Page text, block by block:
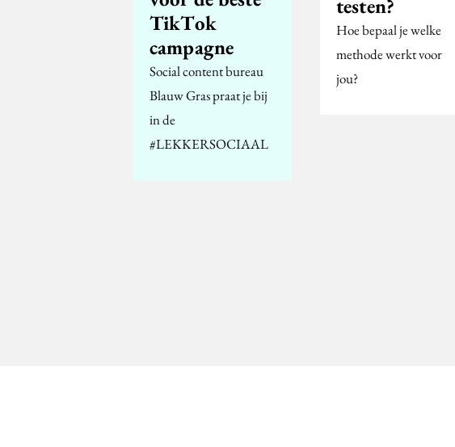
TikTok
campagne
Social content bureau
Blauw Gras praat je bij
in de
#LEKKERSOCIAAL
testen?
Hoe bepaal je welke
methode werkt voor
jou?